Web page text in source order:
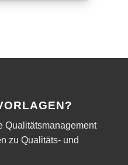
Qualitätsmanagement
zu Qualitäts- und